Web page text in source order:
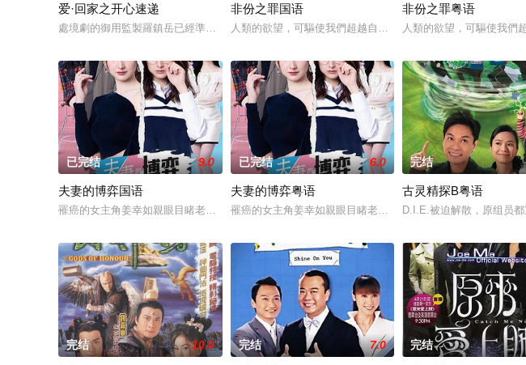
爱·回家之开心速递
處境劇的御用監製羅鎮岳已經準備開拍新一套處境劇，暫定叫《愛．回家之開心速遞》，「過往的處
非份之罪国语
人類的欲望，可驅使我們超越自我，然而，當欲望失控，過份
非份之罪粤语
人類的欲望，可驅使我們
已完结 9.0
夫妻的博弈国语
罹癌的女主角姜幸如親眼目睹老公和她唯一的閨蜜的姦情，慘遭兩人狠下毒手。坎坷的她竟然「死而
已完结 6.0
夫妻的博弈粤语
罹癌的女主角姜幸如親眼目睹老公和她唯一的閨蜜的姦情，慘
完结
古灵精探B粤语
D.I.E.被迫解散，原组员
完结 10.0 完结 7.0 完结